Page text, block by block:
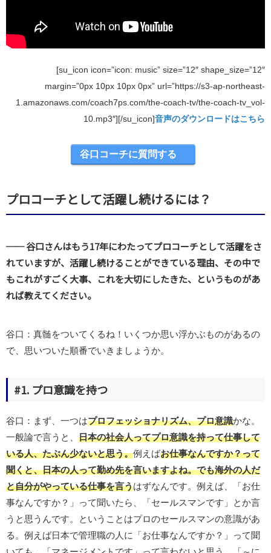
[su_icon icon=”icon: music” size=”12″ shape_size=”12″
margin=”0px 10px 10px 0px” url=”https://s3-ap-northeast-
1.amazonaws.com/coach7ps.com/the-coach-tv/the-coach-tv_vol-
10.mp3″][/su_icon]音声のダウンロードはこちら
谷口コーチに質問する
プロコーチとして活躍し続けるには？
── 谷口さんはもう17年にわたってプロコーチとして活躍をさ
れていますが、活躍し続けることができている理由、その中で
もこれがすごく大事、これを大切にしたきた、というものがあ
れば教えてください。
谷口：真髄をついてくるね！いくつか思い浮かぶものがあるの
で、思いついた順番でいきましょうか。
#1. プロ意識を持つ
谷口：まず、一つはプロフェッショナリズム、プロ意識かな。
一般論で言うと、 日本の社会人ってプロ意識を持って仕事して
いる人、たぶん少ないと思う。例えばお仕事なんですか？って
聞くと、日本の人って勤め先を言いますよね。でも海外の人だ
と自分がやっている仕事を言うはずなんです。例えば、「お仕
事なんですか？」って聞いたら、「セールスマンです」とか言
うと思うんです。ということはプロのセールスマンの意識があ
る。例えば日本で管理職の人に「お仕事なんですか？」って聞